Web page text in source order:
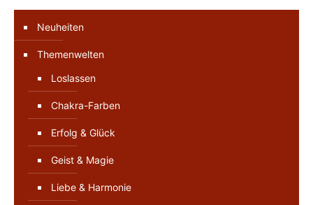
Neuheiten
Themenwelten
Loslassen
Chakra-Farben
Erfolg & Glück
Geist & Magie
Liebe & Harmonie